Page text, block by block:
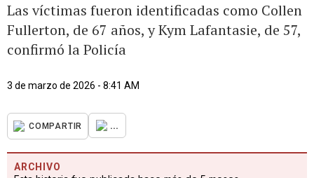
Las víctimas fueron identificadas como Collen
Fullerton, de 67 años, y Kym Lafantasie, de 57,
confirmó la Policía
3 de marzo de 2026 - 8:41 AM
COMPARTIR ...
ARCHIVO